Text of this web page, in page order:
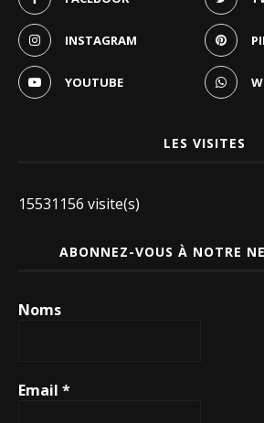
INSTAGRAM
YOUTUBE
LES VISITES
15531156 visite(s)
ABONNEZ-VOUS À NOTRE
Noms
Email *